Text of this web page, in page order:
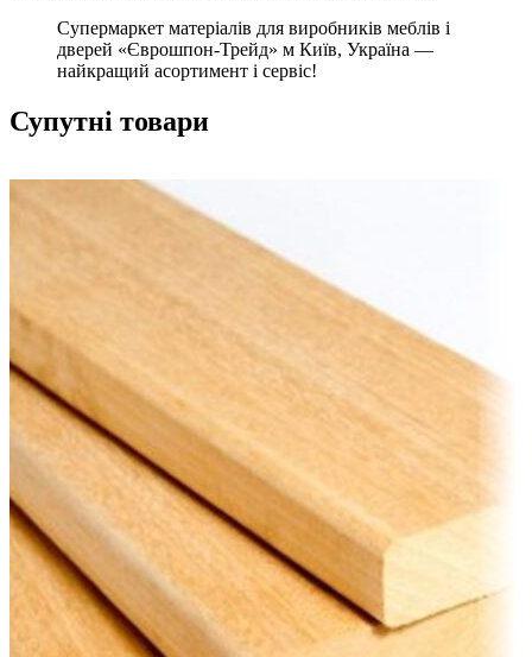
Супермаркет матеріалів для виробників меблів і
дверей «Єврошпон-Трейд» м Київ, Україна —
найкращий асортимент і сервіс!
Супутні товари